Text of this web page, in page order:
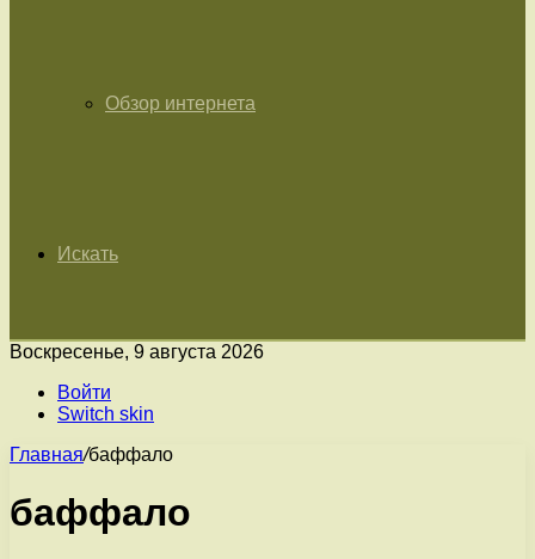
Обзор интернета
Искать
Воскресенье, 9 августа 2026
Войти
Switch skin
Главная/баффало
баффало